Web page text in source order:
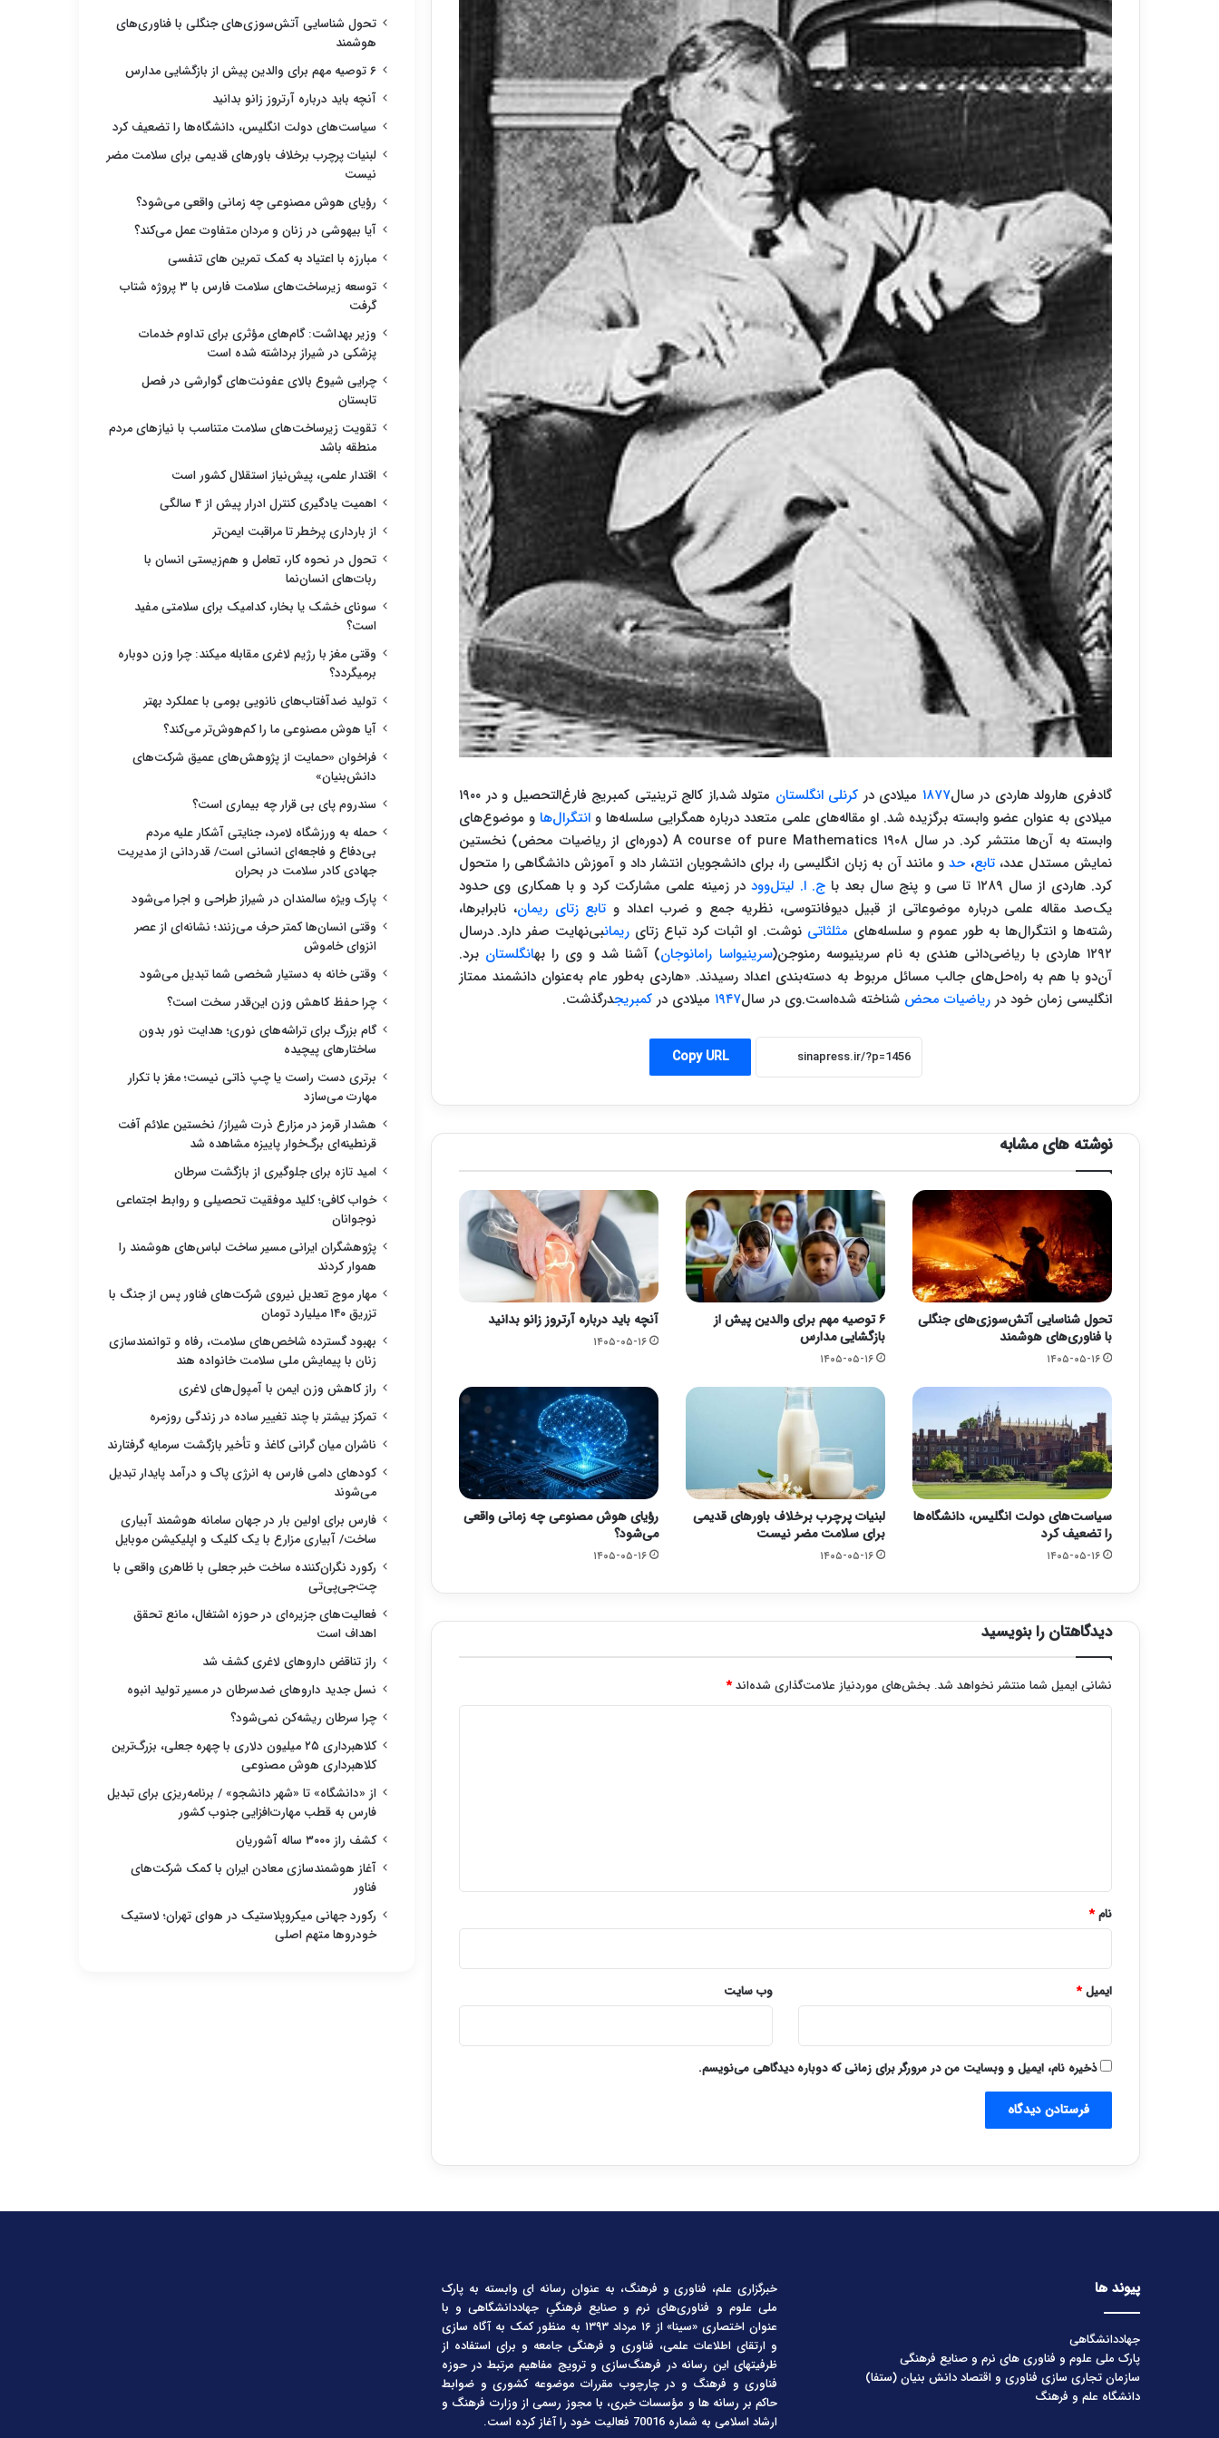
گادفری هارولد هاردی در سال۱۸۷۷ میلادی در کرنلی انگلستان
متولد شد,از کالج ترینیتی کمبریج فارغ‌التحصیل و در ۱۹۰۰
میلادی به عنوان عضو وابسته برگزیده شد. او مقاله‌های علمی متعدد درباره همگرایی سلسله‌ها و انتگرال‌ها و موضوع‌های
وابسته به آن‌ها منتشر کرد. در سال ۱۹۰۸ A course of pure Mathematics (دوره‌ای از ریاضیات محض) نخستین
نمایش مستدل عدد،تابع،حدو مانند آن به زبان انگلیسی را، برای دانشجویان انتشار داد و آموزش دانشگاهی را متحول
کرد. هاردی از سال ۱۲۸۹ تا سی و پنج سال بعد با
ج. ا. لیتل‌ووددر زمینه علمی مشارکت کرد و با همکاری وی حدود
یک‌صد مقاله علمی درباره موضوعاتی از قبیل دیوفانتوسی، نظریه جمع و ضرب اعداد و تابع زتای ریمان، نابرابرها،
رشته‌ها و انتگرال‌ها به طور عموم و سلسله‌های مثلثاتی نوشت. او اثبات کرد تباع زتای ریمانبی‌نهایت صفر دارد. درسال
۱۲۹۲ هاردی با ریاضی‌دانی هندی به نام سرینیوسه رمنوجن(
سرینیواسا رامانوجان) آشنا شد و وی را بهانگلستان برد.
آن‌دو با هم به راه‌حل‌های جالب مسائل مربوط به دسته‌بندی اعداد رسیدند. «هاردی به‌طور عام به‌عنوان دانشمند ممتاز
انگلیسی زمان خود در ریاضیات محض شناخته شده‌است.وی در سال۱۹۴۷ میلادی در کمبریجدرگذشت.
Copy URL
نوشته های مشابه
تحول شناسایی آتش‌سوزی‌های جنگلی
با فناوری‌های هوشمند
۱۴۰۵-۰۵-۱۶
۶ توصیه مهم برای والدین پیش از
بازگشایی مدارس
۱۴۰۵-۰۵-۱۶
آنچه باید درباره آرتروز زانو بدانید
۱۴۰۵-۰۵-۱۶
سیاست‌های دولت انگلیس، دانشگاه‌ها
را تضعیف کرد
۱۴۰۵-۰۵-۱۶
لبنیات پرچرب برخلاف باورهای قدیمی
برای سلامت مضر نیست
۱۴۰۵-۰۵-۱۶
رؤیای هوش مصنوعی چه زمانی واقعی
می‌شود؟
۱۴۰۵-۰۵-۱۶
دیدگاهتان را بنویسید
نشانی ایمیل شما منتشر نخواهد شد. بخش‌های موردنیاز علامت‌گذاری شده‌اند*
نام*
ایمیل* وب‌ سایت
ذخیره نام، ایمیل و وبسایت من در مرورگر برای زمانی که دوباره دیدگاهی می‌نویسم.
تحول شناسایی آتش‌سوزی‌های جنگلی با فناوری‌های
هوشمند
۶ توصیه مهم برای والدین پیش از بازگشایی مدارس
آنچه باید درباره آرتروز زانو بدانید
سیاست‌های دولت انگلیس، دانشگاه‌ها را تضعیف کرد
لبنیات پرچرب برخلاف باورهای قدیمی برای سلامت مضر
نیست
رؤیای هوش مصنوعی چه زمانی واقعی می‌شود؟
آیا بیهوشی در زنان و مردان متفاوت عمل می‌کند؟
مبارزه با اعتیاد به کمک تمرین های تنفسی
توسعه زیرساخت‌های سلامت فارس با ۳ پروژه شتاب
گرفت
وزیر بهداشت: گام‌های مؤثری برای تداوم خدمات
پزشکی در شیراز برداشته شده است
چرایی شیوع بالای عفونت‌های گوارشی در فصل
تابستان
تقویت زیرساخت‌های سلامت متناسب با نیازهای مردم
منطقه باشد
اقتدار علمی، پیش‌نیاز استقلال کشور است
اهمیت یادگیری کنترل ادرار پیش از ۴ سالگی
از بارداری پرخطر تا مراقبت ایمن‌تر
تحول در نحوه کار، تعامل و هم‌زیستی انسان با
ربات‌های انسان‌نما
سونای خشک یا بخار، کدامیک برای سلامتی مفید
است؟
وقتی مغز با رژیم لاغری مقابله میکند: چرا وزن دوباره
برمیگردد؟
تولید ضدآفتاب‌های نانویی بومی با عملکرد بهتر
آیا هوش مصنوعی ما را کم‌هوش‌تر می‌کند؟
فراخوان «حمایت از پژوهش‌های عمیق شرکت‌های
دانش‌بنیان»
سندروم پای بی قرار چه بیماری است؟
حمله به ورزشگاه لامرد، جنایتی آشکار علیه مردم
بی‌دفاع و فاجعه‌ای انسانی است/ قدردانی از مدیریت
جهادی کادر سلامت در بحران
پارک ویژه سالمندان در شیراز طراحی و اجرا می‌شود
وقتی انسان‌ها کمتر حرف می‌زنند؛ نشانه‌ای از عصر
انزوای خاموش
وقتی خانه به دستیار شخصی شما تبدیل می‌شود
چرا حفظ کاهش وزن این‌قدر سخت است؟
گام بزرگ برای تراشه‌های نوری؛ هدایت نور بدون
ساختارهای پیچیده
برتری دست راست یا چپ ذاتی نیست؛ مغز با تکرار
مهارت می‌سازد
هشدار قرمز در مزارع ذرت شیراز/ نخستین علائم آفت
قرنطینه‌ای برگ‌خوار پاییزه مشاهده شد
امید تازه برای جلوگیری از بازگشت سرطان
خواب کافی؛ کلید موفقیت تحصیلی و روابط اجتماعی
نوجوانان
پژوهشگران ایرانی مسیر ساخت لباس‌های هوشمند را
هموار کردند
مهار موج تعدیل نیروی شرکت‌های فناور پس از جنگ با
تزریق ۱۴۰ میلیارد تومان
بهبود گسترده شاخص‌های سلامت، رفاه و توانمندسازی
زنان با پیمایش ملی سلامت خانواده هند
راز کاهش وزن ایمن با آمپول‌های لاغری
تمرکز بیشتر با چند تغییر ساده در زندگی روزمره
ناشران میان گرانی کاغذ و تأخیر بازگشت سرمایه گرفتارند
کودهای دامی فارس به انرژی پاک و درآمد پایدار تبدیل
می‌شوند
فارس برای اولین بار در جهان سامانه هوشمند آبیاری
ساخت/ آبیاری مزارع با یک کلیک و اپلیکیشن موبایل
رکورد نگران‌کننده ساخت خبر جعلی با ظاهری واقعی با
چت‌جی‌پی‌تی
فعالیت‌های جزیره‌ای در حوزه اشتغال، مانع تحقق
اهداف است
راز تناقض داروهای لاغری کشف شد
نسل جدید داروهای ضدسرطان در مسیر تولید انبوه
چرا سرطان ریشه‌کن نمی‌شود؟
کلاهبرداری ۲۵ میلیون دلاری با چهره جعلی، بزرگ‌ترین
کلاهبرداری هوش مصنوعی
از «دانشگاه» تا «شهر دانشجو» / برنامه‌ریزی برای تبدیل
فارس به قطب مهارت‌افزایی جنوب کشور
کشف راز ۳۰۰۰ ساله آشوریان
آغاز هوشمندسازی معادن ایران با کمک شرکت‌های
فناور
رکورد جهانی میکروپلاستیک در هوای تهران؛ لاستیک
خودروها متهم اصلی
پیوند ها
جهاددانشگاهی
پارک ملی علوم و فناوری های نرم و صنایع فرهنگی
سازمان تجاری سازی فناوری و اقتصاد دانش بنیان (ستفا)
دانشگاه علم و فرهنگ
خبرگزاری علم، فناوری و فرهنگ، به عنوان رسانه ای وابسته به پارک
ملی علوم و فناوری‌های نرم و صنایع فرهنگیِ جهاددانشگاهی و با
عنوان اختصاری «سینا» از ۱۶ مرداد ۱۳۹۳ به منظور کمک به آگاه سازی
و ارتقای اطلاعات علمی، فناوری و فرهنگی جامعه و برای استفاده از
ظرفیتهای این رسانه در فرهنگ‌سازی و ترویج مفاهیم مرتبط در حوزه
فناوری و فرهنگ و در چارچوب مقررات موضوعه کشوری و ضوابط
حاکم بر رسانه ها و مؤسسات خبری، با مجوز رسمی از وزارت فرهنگ و
ارشاد اسلامی به شماره 70016 فعالیت خود را آغاز کرده است.